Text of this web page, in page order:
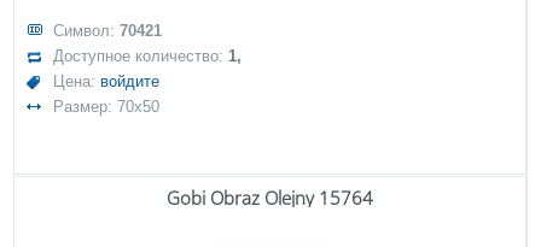
Символ:70421
Доступное количество:1,
Цена: войдите
Размер: 70x50
Gobi Obraz Olejny 15764